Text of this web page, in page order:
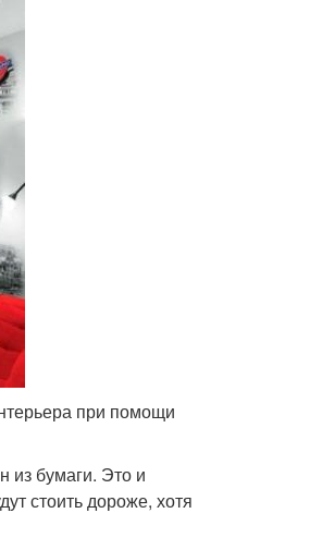
при помощи
из бумаги. Это и
стоить дороже, хотя